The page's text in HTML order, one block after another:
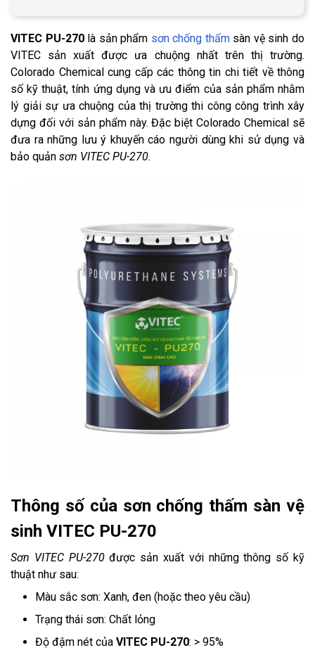
VITEC PU-270là sản phẩm sơn chống thấmsàn vệ sinh do
VITEC sản xuất được ưa chuộng nhất trên thị trường.
Colorado Chemical cung cấp các thông tin chi tiết về thông
số kỹ thuật, tính ứng dụng và ưu điểm của sản phẩm nhằm
lý giải sự ưa chuộng của thị trường thi công công trình xây
dựng đối với sản phẩm này. Đặc biệt Colorado Chemical sẽ
đưa ra những lưu ý khuyến cáo người dùng khi sử dụng và
bảo quản sơn VITEC PU-270.
Thông số của sơn chống thấm sàn vệ
sinh VITEC PU-270
Sơn VITEC PU-270được sản xuất với những thông số kỹ
thuật như sau:
Màu sắc sơn: Xanh, đen (hoặc theo yêu cầu)
Trạng thái sơn: Chất lỏng
Độ đậm nét của VITEC PU-270: > 95%